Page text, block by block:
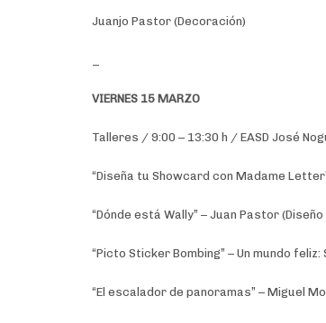
Juanjo Pastor (Decoración)
VIERNES 15 MARZO
Talleres / 9:00 – 13:30 h / EASD José
“Diseña tu Showcard con Madame
“Dónde está Wally” – Juan Pastor
“Picto Sticker Bombing” – Un mundo
“El escalador de panoramas” – Miguel